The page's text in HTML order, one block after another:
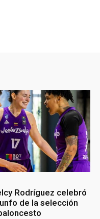
Rodríguez celebró
de la selección